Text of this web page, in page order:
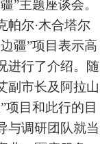
”主题座谈会。
帕尔·木合塔尔
疆”项目表示高
进行了介绍。随
副市长及阿拉山
项目和此行的目
与调研团队就当